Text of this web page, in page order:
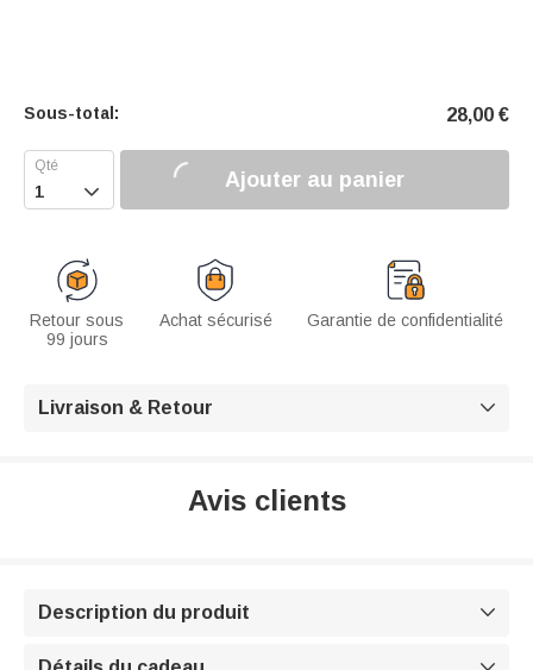
Sous-total: 28,00 €
 Ajouter au panier
Retour sous
99 jours
Achat sécurisé Garantie de confidentialité
Livraison & Retour 
Avis clients
Description du produit 